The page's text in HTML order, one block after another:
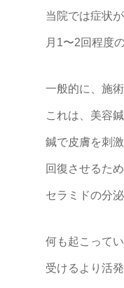
当院では症状
月1〜2回程度
一般的に、施
これは、美容
鍼で皮膚を刺
回復させるた
セラミドの分
何も起こって
受けるより活